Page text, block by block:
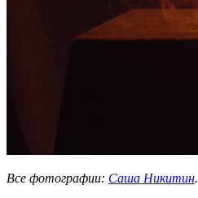
Все фотографии: Саша Никитин.